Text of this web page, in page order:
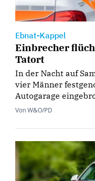
Ebnat-Kappel
Einbrecher
Tatort
In der Nacht auf
vier Männer
Autogarage
Von W&O/PD